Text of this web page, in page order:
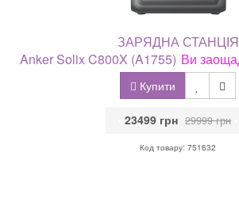
ЗАРЯДНА СТАНЦІЯ
Anker Solix C800X (A1755) Ви
Купити
23499 грн 29999 грн
Код товару: 751632